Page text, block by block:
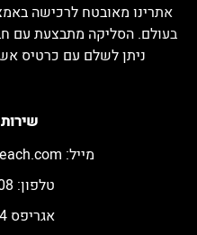
מייל:
טלפון: 02-6234708
אגריפס 64, ירושלים
ניתן לשלם עם כרטיס